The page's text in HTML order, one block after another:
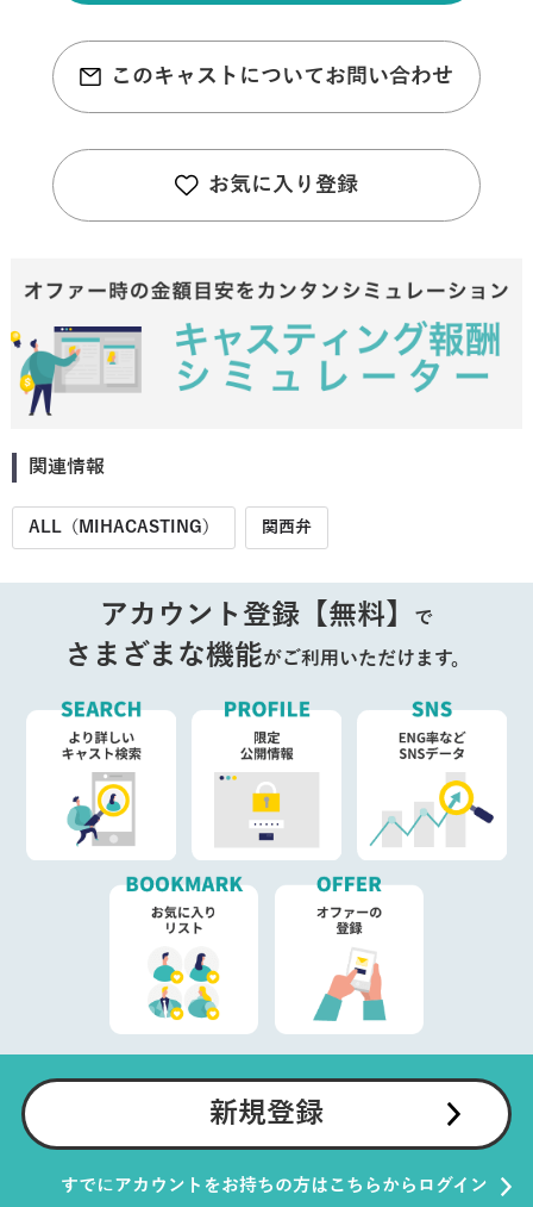
このキャストについてお問い合わせ
お気に入り登録
関連情報
ALL（MIHACASTING） 関西弁
アカウント登録【無料】 で
さまざまな機能がご利用いただけます。
新規登録
すでにアカウントをお持ちの方はこちらからログイン